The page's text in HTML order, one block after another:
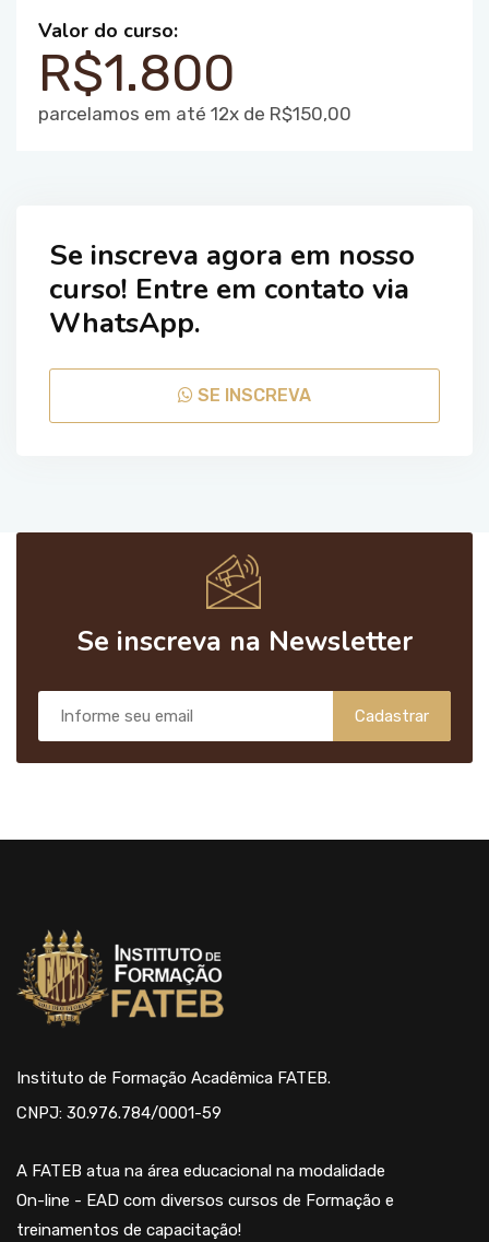
Valor do curso:
R$1.800
parcelamos em até 12x de R$150,00
Se inscreva agora em nosso
curso! Entre em contato via
WhatsApp.
SE INSCREVA
Se inscreva na Newsletter
Cadastrar
Instituto de Formação Acadêmica FATEB.
CNPJ: 30.976.784/0001-59
A FATEB atua na área educacional na modalidade
On-line - EAD com diversos cursos de Formação e
treinamentos de capacitação!